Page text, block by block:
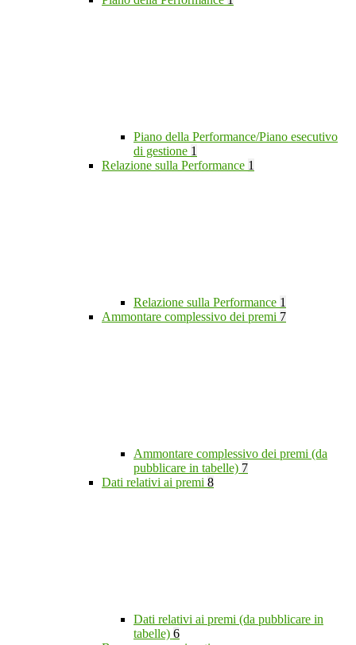
Piano della Performance/Piano esecutivo
di gestione 1
Relazione sulla Performance 1
Relazione sulla Performance 1
Ammontare complessivo dei premi 7
Ammontare complessivo dei premi (da
pubblicare in tabelle) 7
Dati relativi ai premi 8
Dati relativi ai premi (da pubblicare in
tabelle) 6